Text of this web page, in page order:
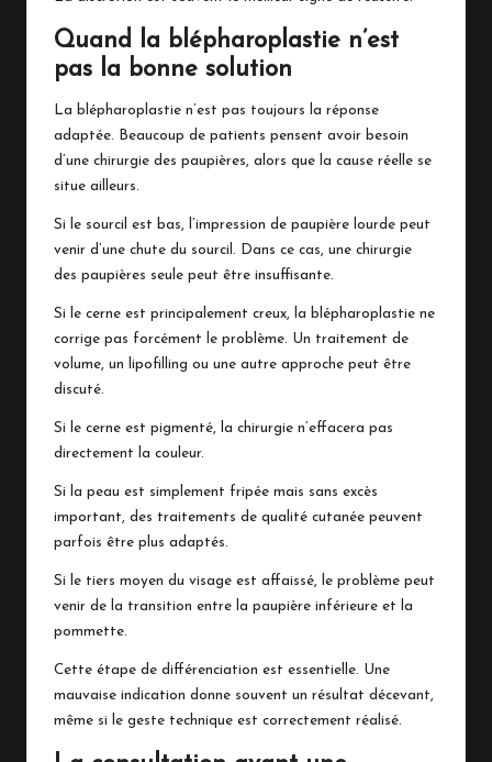
Quand la blépharoplastie n’est
pas la bonne solution
La blépharoplastie n’est pas toujours la réponse
adaptée. Beaucoup de patients pensent avoir besoin
d’une chirurgie des paupières, alors que la cause réelle se
situe ailleurs.
Si le sourcil est bas, l’impression de paupière lourde peut
venir d’une chute du sourcil. Dans ce cas, une chirurgie
des paupières seule peut être insuffisante.
Si le cerne est principalement creux, la blépharoplastie ne
corrige pas forcément le problème. Un traitement de
volume, un lipofilling ou une autre approche peut être
discuté.
Si le cerne est pigmenté, la chirurgie n’effacera pas
directement la couleur.
Si la peau est simplement fripée mais sans excès
important, des traitements de qualité cutanée peuvent
parfois être plus adaptés.
Si le tiers moyen du visage est affaissé, le problème peut
venir de la transition entre la paupière inférieure et la
pommette.
Cette étape de différenciation est essentielle. Une
mauvaise indication donne souvent un résultat décevant,
même si le geste technique est correctement réalisé.